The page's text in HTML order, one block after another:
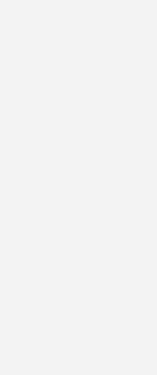
NOTARZT
(0 BIS 24 UHR)
- 0
15
GmbH